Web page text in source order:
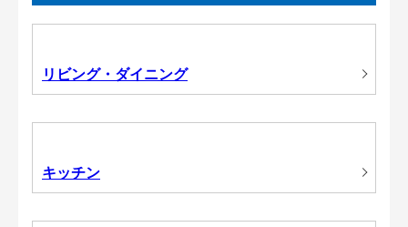
リビング・ダイニング
キッチン